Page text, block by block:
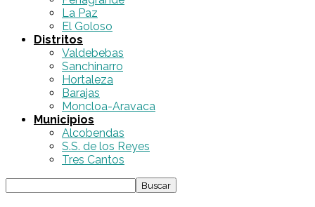
La Paz
El Goloso
Distritos
Valdebebas
Sanchinarro
Hortaleza
Barajas
Moncloa-Aravaca
Municipios
Alcobendas
S.S. de los Reyes
Tres Cantos